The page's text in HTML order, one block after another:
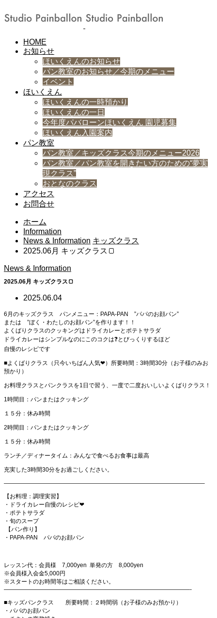
HOME
お知らせ
ほいくえんのお知らせ
パン教室のお知らせ／今期のメニュー
イベント
ほいくえん
ほいくえんの一時預かり
ほいくえんの一日
今年度パバローンほいくえん 園児募集
ほいくえん入園案内
パン教室
パン教室／キッズクラス今期のメニュー2026
パン教室／パン教室を開きたい方のための“夢実
現クラス”
おとなのクラス
アクセス
お問合せ
ホーム
Information
News & Information キッズクラス
2025.06月 キッズクラス🍞
News & Information
2025.06月 キッズクラス🍞
2025.06.04
6月のキッズクラス パンメニュー：PAPA-PAN ”パパのお顔パン”
または ”ぼく・わたしのお顔パン”を作ります！！
よくばりクラスのクッキングはドライカレーとポテトサラダ
ドライカレーはシンプルなのにこのコクは❓とびっくりするほど
自慢のレシピです
■よくばりクラス（只今いちばん人気❤）所要時間：3時間30分（お子様のみお
預かり）
お料理クラスとパンクラスを1日で習う、一度で二度おいしいよくばりクラス！
1時間目：パンまたはクッキング
１５分：休み時間
2時間目：パンまたはクッキング
１５分：休み時間
ランチ／ディナータイム：みんなで食べるお食事は最高
充実した3時間30分をお過ごしください。
——————————————————————————————————–
【お料理：調理実習】
・ドライカレー自慢のレシピ❤
・ポテトサラダ
・旬のスープ
【パン作り】
・PAPA-PAN パパのお顔パン
レッスン代：会員様 7,000yen 単発の方 8,000yen
※会員様入会金5,000円
※スタートのお時間等はご相談ください。
————————————————————————————————-
■キッズパンクラス 所要時間：２時間弱（お子様のみお預かり）
・パパのお顔パン